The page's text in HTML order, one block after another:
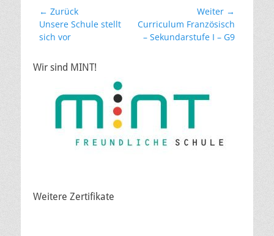
Beitragsnavigation
← Zurück
Vorheriger
Beitrag:
Unsere Schule stellt
sich vor
Weiter →
Nächster
Beitrag:
Curriculum Französisch
– Sekundarstufe I – G9
Wir sind MINT!
Weitere Zertifikate